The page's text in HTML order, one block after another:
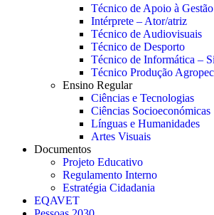
Técnico de Apoio à
Intérprete – Ator/atriz
Técnico de Audiovisuais
Técnico de Desporto
Técnico de Informática –
Técnico Produção
Ensino Regular
Ciências e Tecnologias
Ciências Socioeconómicas
Línguas e Humanidades
Artes Visuais
Documentos
Projeto Educativo
Regulamento Interno
Estratégia Cidadania
EQAVET